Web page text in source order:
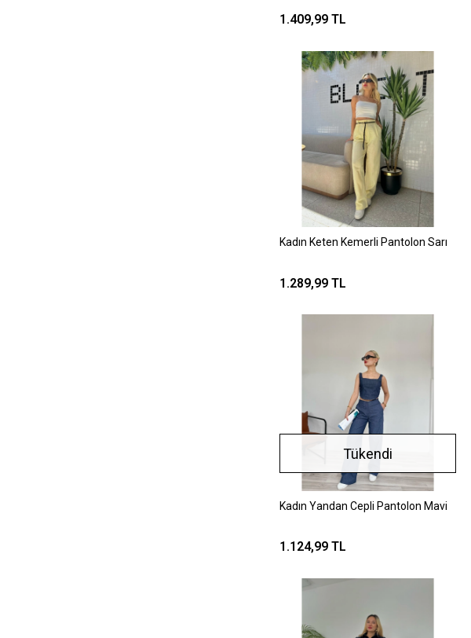
1.409,99 TL
Kadın Keten Kemerli Pantolon Sarı
1.289,99 TL
Tükendi
Kadın Yandan Cepli Pantolon Mavi
1.124,99 TL